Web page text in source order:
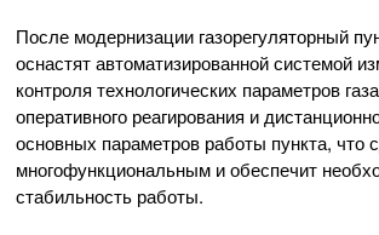
После модернизации газорегуляторный
оснастят автоматизированной системой
контроля технологических параметров
оперативного реагирования и
основных параметров работы пункта, что
многофункциональным и обеспечит
стабильность работы.